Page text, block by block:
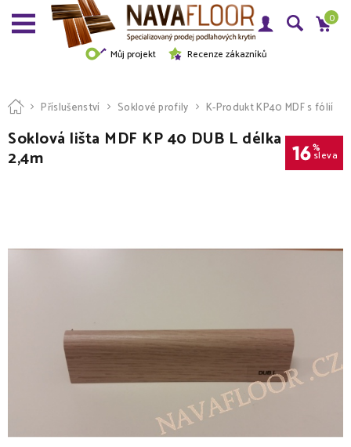
Můj projekt Recenze zákazníků
0
Příslušenství Soklové profily K-Produkt KP40 MDF s fólií
Soklová lišta MDF KP 40 DUB L délka
2,4m 16%
sleva